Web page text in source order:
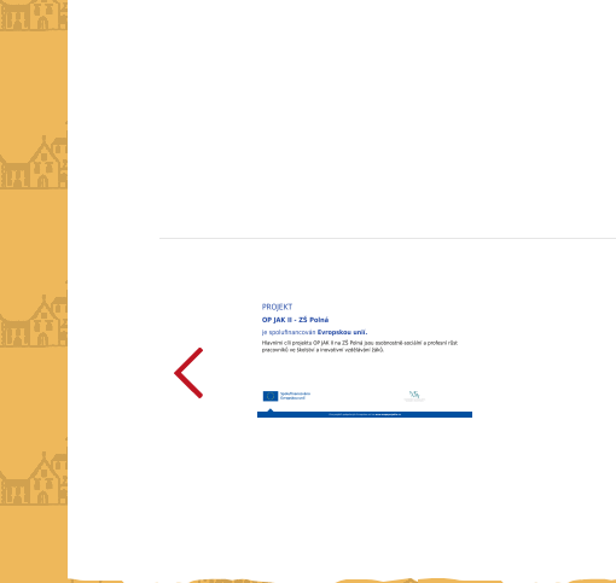
předchozí